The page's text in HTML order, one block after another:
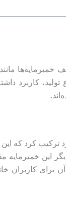
کاربرد
ترکیب کرد که
برای